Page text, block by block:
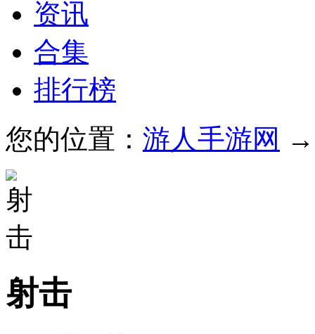
资讯
合集
排行榜
您的位置： 游人手游网 →
射击